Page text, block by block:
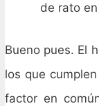
de rato
Bueno pues. El
los que
factor en